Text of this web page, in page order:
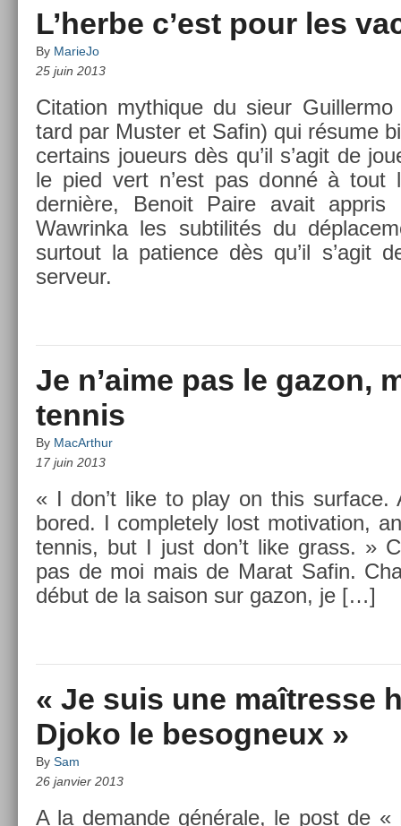
L’herbe c’est pour les
By MarieJo
25 juin 2013
Cita­tion myt­hique du sieur
tard par Must­er et Safin) qui résume
cer­tains joueurs dès qu’il s’agit de
le pied vert n’est pas donné à tout
dernière, Be­noit Paire avait appris
Waw­rinka les sub­tilités du
sur­tout la pati­ence dès qu’il s’agit
ser­veur.
Je n’aime pas le gazon,
tennis
By MacArthur
17 juin 2013
« I don’t like to play on this
bored. I com­plete­ly lost motiva­tion,
ten­nis, but I just don’t like grass. »
pas de moi mais de Marat Safin.
début de la saison sur gazon, je […]
« Je suis une maîtresse
Djoko le besogneux »
By Sam
26 janvier 2013
A la de­man­de générale, le post de «